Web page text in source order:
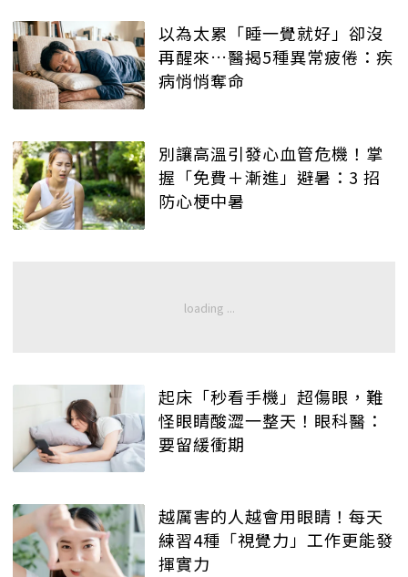
以為太累「睡一覺就好」卻沒
再醒來…醫揭5種異常疲倦：疾
病悄悄奪命
別讓高溫引發心血管危機！掌
握「免費＋漸進」避暑：3 招
防心梗中暑
起床「秒看手機」超傷眼，難
怪眼睛酸澀一整天！眼科醫：
要留緩衝期
越厲害的人越會用眼睛！每天
練習4種「視覺力」工作更能發
揮實力